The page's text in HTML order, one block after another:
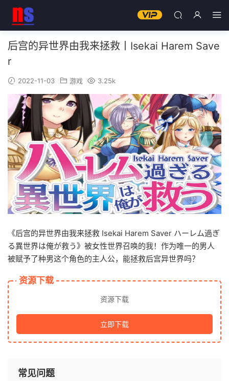
后宫的异世界由我来拯救丨Isekai Harem Save
r
2022-11-03 游戏 3.25k
《后宫的异世界由我来拯救 Isekai Harem Saver ハーレム過ぎ
る異世界は俺が救う》被女性世界召唤的我！作为唯一的男人
被赋予了种男这个角色的主人公，能拯救后宫异世界吗？
资源下载
资源下载
立即下载
常见问题